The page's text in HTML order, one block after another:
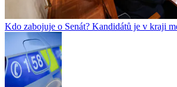
Kdo zabojuje o Senát? Kandidátů je v kraji